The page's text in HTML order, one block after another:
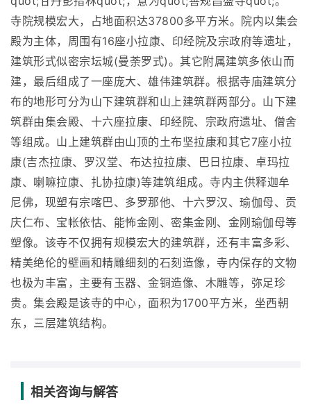
寺院规模宏大，占地面积达37800多平方米。院内以集会
殿为主体，周围有16座小拉康、印经院及宗政府等遗址，
建筑形式似密宗坛城(曼荼罗式)。其它附属建筑多依山而
建，最后组成了一座庞大、雄伟建筑群。根据寺庙建筑分
布的地形可分为山下建筑群和山上建筑群两部分。山下建
筑群由集会殿、十六座拉康、印经院、宗政府遗址、僧舍
等组成。山上建筑群由山顶的土布坚拉康和其它7座小拉
康(吉杰拉康、罗汉堂、布达拉拉康、巴日拉康、卓玛拉
康、喇嘛拉康、扎协拉康)等建筑组成。寺内主供释迦牟
尼佛，现塑有宗喀巴、多罗那他、十六罗汉、瑜伽母、贡
庆仁布、宝帐依怙、能怖金刚、密集金刚、金刚瑜伽母等
塑像。该寺不仅拥有规模宏大的建筑群，还有丰富多彩、
精美绝伦的壁画和精雕细刻的石刻造像，寺内保存的文物
也极为丰富，主要有玉器、金铜造像、木雕等，弥足珍
贵。集会殿是该寺的中心，面积为1700平方米，坐西朝
东，三层建筑结构。
相关咨询与解答